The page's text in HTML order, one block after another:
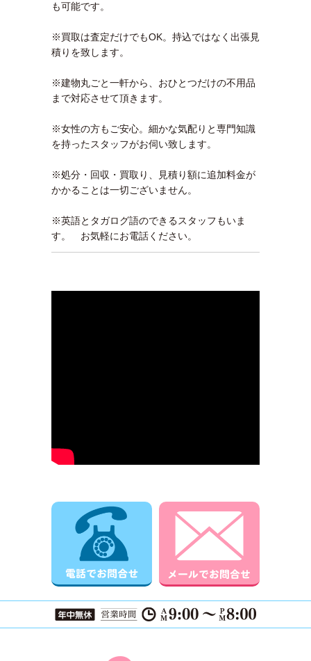
も可能です。
※買取は査定だけでもOK。持込ではなく出張見
積りを致します。
※建物丸ごと一軒から、おひとつだけの不用品
まで対応させて頂きます。
※女性の方もご安心。細かな気配りと専門知識
を持ったスタッフがお伺い致します。
※処分・回収・買取り、見積り額に追加料金が
かかることは一切ございません。
※英語とタガログ語のできるスタッフもいま
す。 お気軽にお電話ください。
電話でお問合せ